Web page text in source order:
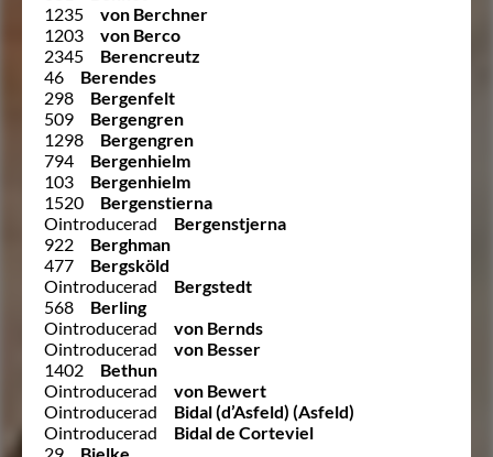
1235
von Berchner
1203
von Berco
2345
Berencreutz
46
Berendes
298
Bergenfelt
509
Bergengren
1298
Bergengren
794
Bergenhielm
103
Bergenhielm
1520
Bergenstierna
Ointroducerad
Bergenstjerna
922
Berghman
477
Bergsköld
Ointroducerad
Bergstedt
568
Berling
Ointroducerad
von Bernds
Ointroducerad
von Besser
1402
Bethun
Ointroducerad
von Bewert
Ointroducerad
Bidal (d’Asfeld) (Asfeld)
Ointroducerad
Bidal de Corteviel